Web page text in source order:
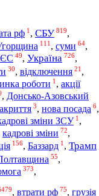
рф 1 , СБУ 819,
111 , суми 64,
ЄС 49, Україна 726,
30, відключення 21 ,
роботи 1 , акції
, Донсько-Азовський
3, нова посада 6,
зміни ЗСУ 1 ,
кадрові зміни 72,
156, Баззард 1, Трамп
55,
373,
, втрати рф 75, грузія